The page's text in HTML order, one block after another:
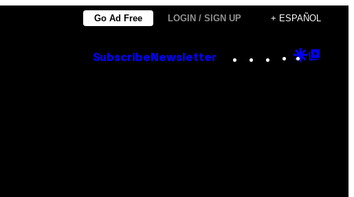
Go Ad Free LOGIN / SIGN UP + ESPAÑOL
Subscribe Newsletter Instagram
TikTok
YouTube
Google